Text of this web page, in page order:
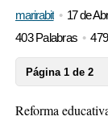
Iniciar sesión
marirabit
17 de
403 Palabras
Página 1 de 2
Reforma